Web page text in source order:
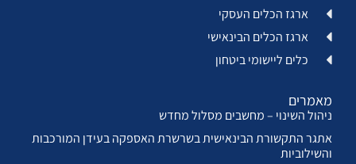
ארגז הכלים העסקי
ארגז הכלים הבינאישי
כלים ליישומי ביטחון
מאמרים
ניהול השינוי – מחשבים מסלול מחדש
אתגר התקשורת הבינאישית בשרשרת האספקה בעידן המורכבות
והשילוביות